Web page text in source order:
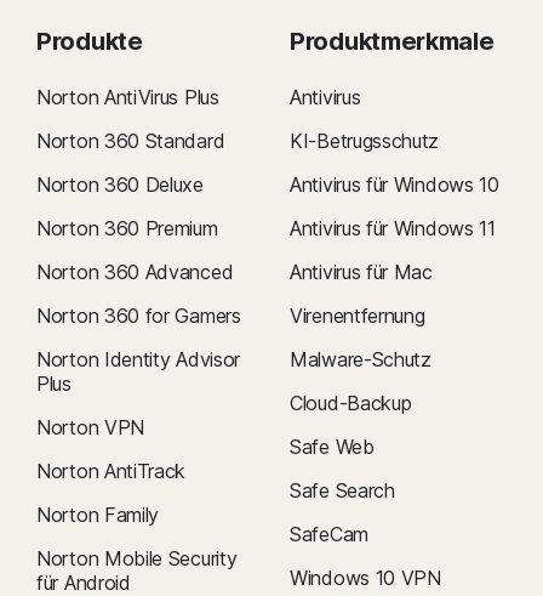
Produkte
Norton AntiVirus Plus
Norton 360 Standard
Norton 360 Deluxe
Norton 360 Premium
Norton 360 Advanced
Norton 360 for Gamers
Norton Identity Advisor
Plus
Norton VPN
Norton AntiTrack
Norton Family
Norton Mobile Security
für Android
Produktmerkmale
Antivirus
KI-Betrugsschutz
Antivirus für Windows 10
Antivirus für Windows 11
Antivirus für Mac
Virenentfernung
Malware-Schutz
Cloud-Backup
Safe Web
Safe Search
SafeCam
Windows 10 VPN